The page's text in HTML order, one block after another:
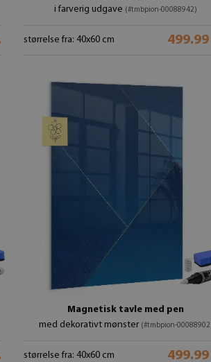
i farverig udgave (#tmbpion-00088942)
størrelse fra: 40x60 cm
Magnetisk tavle med pen
med dekorativt mønster (#tmbpion-
størrelse fra: 40x60 cm